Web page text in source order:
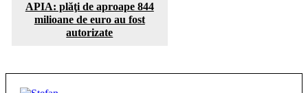
APIA: plăţi de aproape 844
milioane de euro au fost
autorizate